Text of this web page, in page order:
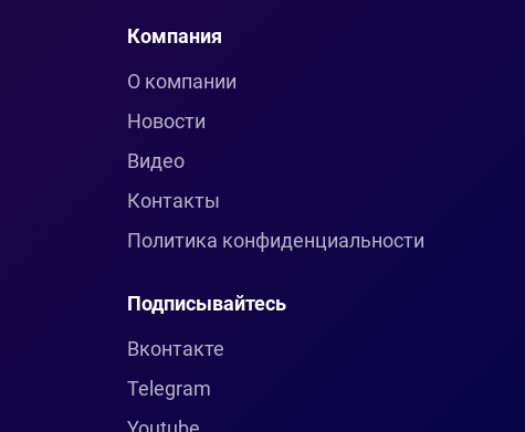
Компания
О компании
Новости
Видео
Контакты
Политика конфиденциальности
Подписывайтесь
Вконтакте
Telegram